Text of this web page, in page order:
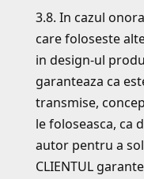
3.8. In cazul
care foloseste
in design-ul
garanteaza ca
transmise,
le foloseasca, ca
autor pentru a
CLIENTUL